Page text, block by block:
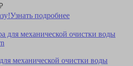
Узнать подробнее
механической очистки воды